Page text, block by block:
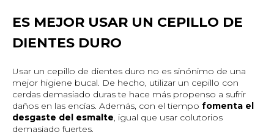
ES MEJOR USAR UN CEPILLO DE
DIENTES DURO
Usar un cepillo de dientes duro no es sinónimo de una
mejor higiene bucal. De hecho, utilizar un cepillo con
cerdas demasiado duras te hace más propenso a sufrir
daños en las encías. Además, con el tiempo fomenta el
desgaste del esmalte , igual que usar colutorios
demasiado fuertes.